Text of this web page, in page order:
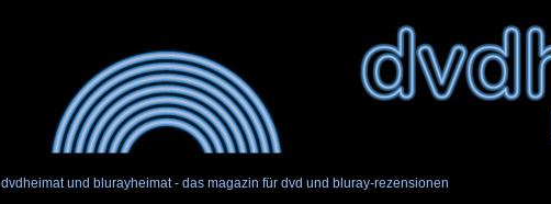
dvdheimat und blurayheimat - das magazin für dvd und bluray-rezensionen